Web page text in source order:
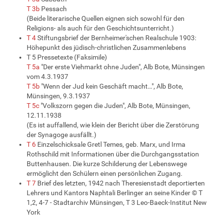
T 3b Pessach
(Beide literarische Quellen eignen sich sowohl für den
Religions- als auch für den Geschichtsunterricht.)
T 4Stiftungsbrief der Bernheimer'schen Realschule 1903:
Höhepunkt des jüdisch-christlichen Zusammenlebens
T 5 Pressetexte (Faksimile)
T 5a "Der erste Viehmarkt ohne Juden", Alb Bote, Münsingen
vom 4.3.1937
T 5b "Wenn der Jud kein Geschäft macht…", Alb Bote,
Münsingen, 9.3.1937
T 5c "Volkszorn gegen die Juden", Alb Bote, Münsingen,
12.11.1938
(Es ist auffallend, wie klein der Bericht über die Zerstörung
der Synagoge ausfällt.)
T 6 Einzelschicksale Gretl Temes, geb. Marx, und Irma
Rothschild mit Informationen über die Durchgangsstation
Buttenhausen. Die kurze Schilderung der Lebenswege
ermöglicht den Schülern einen persönlichen Zugang.
T 7 Brief des letzten, 1942 nach Theresienstadt deportierten
Lehrers und Kantors Naphtali Berlinger an seine Kinder © T
1,2, 4-7 - Stadtarchiv Münsingen, T 3 Leo-Baeck-Institut New
York